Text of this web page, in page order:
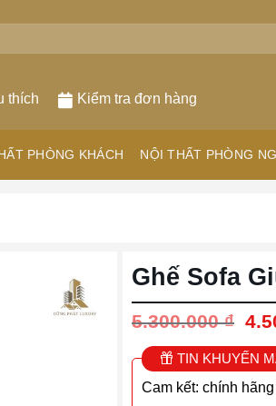
thích Kiểm tra đơn hàng
PHÒNG KHÁCH NỘI THẤT PHÒNG
Ghế Sofa
5.300.000₫ Giá
là:
TIN KHUYẾN
Cam kết: chính